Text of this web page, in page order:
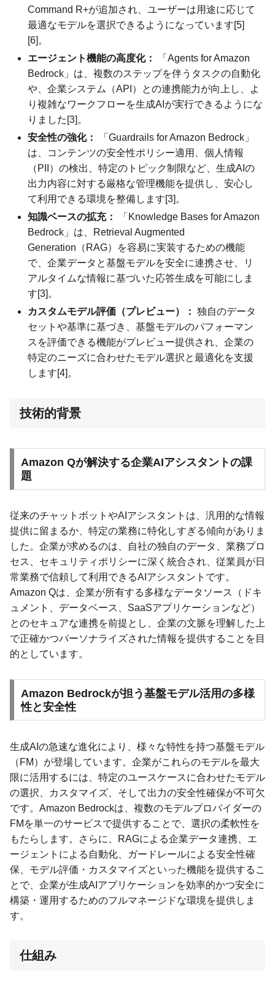
Command R+が追加され、ユーザーは用途に応じて
最適なモデルを選択できるようになっています[5]
[6]。
エージェント機能の高度化：
「Agents for Amazon
Bedrock」は、複数のステップを伴うタスクの自動化
や、企業システム（API）との連携能力が向上し、よ
り複雑なワークフローを生成AIが実行できるようにな
りました[3]。
安全性の強化：
「Guardrails for Amazon Bedrock」
は、コンテンツの安全性ポリシー適用、個人情報
（PII）の検出、特定のトピック制限など、生成AIの
出力内容に対する厳格な管理機能を提供し、安心し
て利用できる環境を整備します[3]。
知識ベースの拡充：
「Knowledge Bases for Amazon
Bedrock」は、Retrieval Augmented
Generation（RAG）を容易に実装するための機能
で、企業データと基盤モデルを安全に連携させ、リ
アルタイムな情報に基づいた応答生成を可能にしま
す[3]。
カスタムモデル評価（プレビュー）： 独自のデータ
セットや基準に基づき、基盤モデルのパフォーマン
スを評価できる機能がプレビュー提供され、企業の
特定のニーズに合わせたモデル選択と最適化を支援
します[4]。
技術的背景
Amazon Qが解決する企業AIアシスタントの課
題
従来のチャットボットやAIアシスタントは、汎用的な情報
提供に留まるか、特定の業務に特化しすぎる傾向がありま
した。企業が求めるのは、自社の独自のデータ、業務プロ
セス、セキュリティポリシーに深く統合され、従業員が日
常業務で信頼して利用できるAIアシスタントです。
Amazon Qは、企業が所有する多様なデータソース（ドキ
ュメント、データベース、SaaSアプリケーションなど）
とのセキュアな連携を前提とし、企業の文脈を理解した上
で正確かつパーソナライズされた情報を提供することを目
的としています。
Amazon Bedrockが担う基盤モデル活用の多様
性と安全性
生成AIの急速な進化により、様々な特性を持つ基盤モデル
（FM）が登場しています。企業がこれらのモデルを最大
限に活用するには、特定のユースケースに合わせたモデル
の選択、カスタマイズ、そして出力の安全性確保が不可欠
です。Amazon Bedrockは、複数のモデルプロバイダーの
FMを単一のサービスで提供することで、選択の柔軟性を
もたらします。さらに、RAGによる企業データ連携、エ
ージェントによる自動化、ガードレールによる安全性確
保、モデル評価・カスタマイズといった機能を提供するこ
とで、企業が生成AIアプリケーションを効率的かつ安全に
構築・運用するためのフルマネージドな環境を提供しま
す。
仕組み